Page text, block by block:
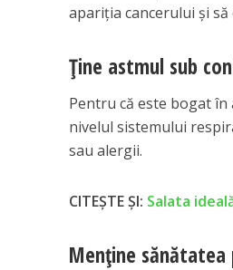
apariţia cancerului şi
Ţine astmul sub
Pentru că este bogat în
nivelul sistemului
sau alergii.
CITEȘTE ȘI: Salata
Menţine sănătatea